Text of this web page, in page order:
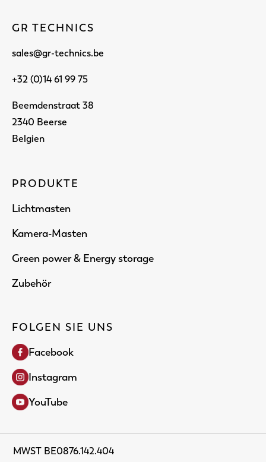
GR TECHNICS
sales@gr-technics.be
+32 (0)14 61 99 75
Beemdenstraat 38
2340 Beerse
Belgien
PRODUKTE
Lichtmasten
Kamera-Masten
Green power & Energy storage
Zubehör
FOLGEN SIE UNS
Facebook
Instagram
YouTube
MWST BE0876.142.404